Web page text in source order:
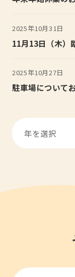
2025年10月31日
11月13日（木）
2025年10月27日
駐車場について